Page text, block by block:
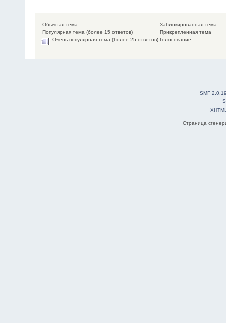
Обычная тема
Популярная тема (более 15 ответов)
Очень популярная тема (более 25 ответов)
Заблокированная тема
Прикрепленная тема
Голосование
SMF
Страница